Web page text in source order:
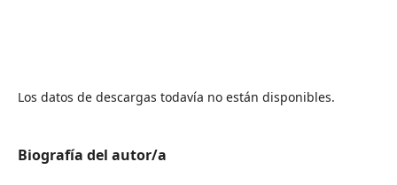
Los datos de descargas todavía no están disponibles.
Biografía del autor/a